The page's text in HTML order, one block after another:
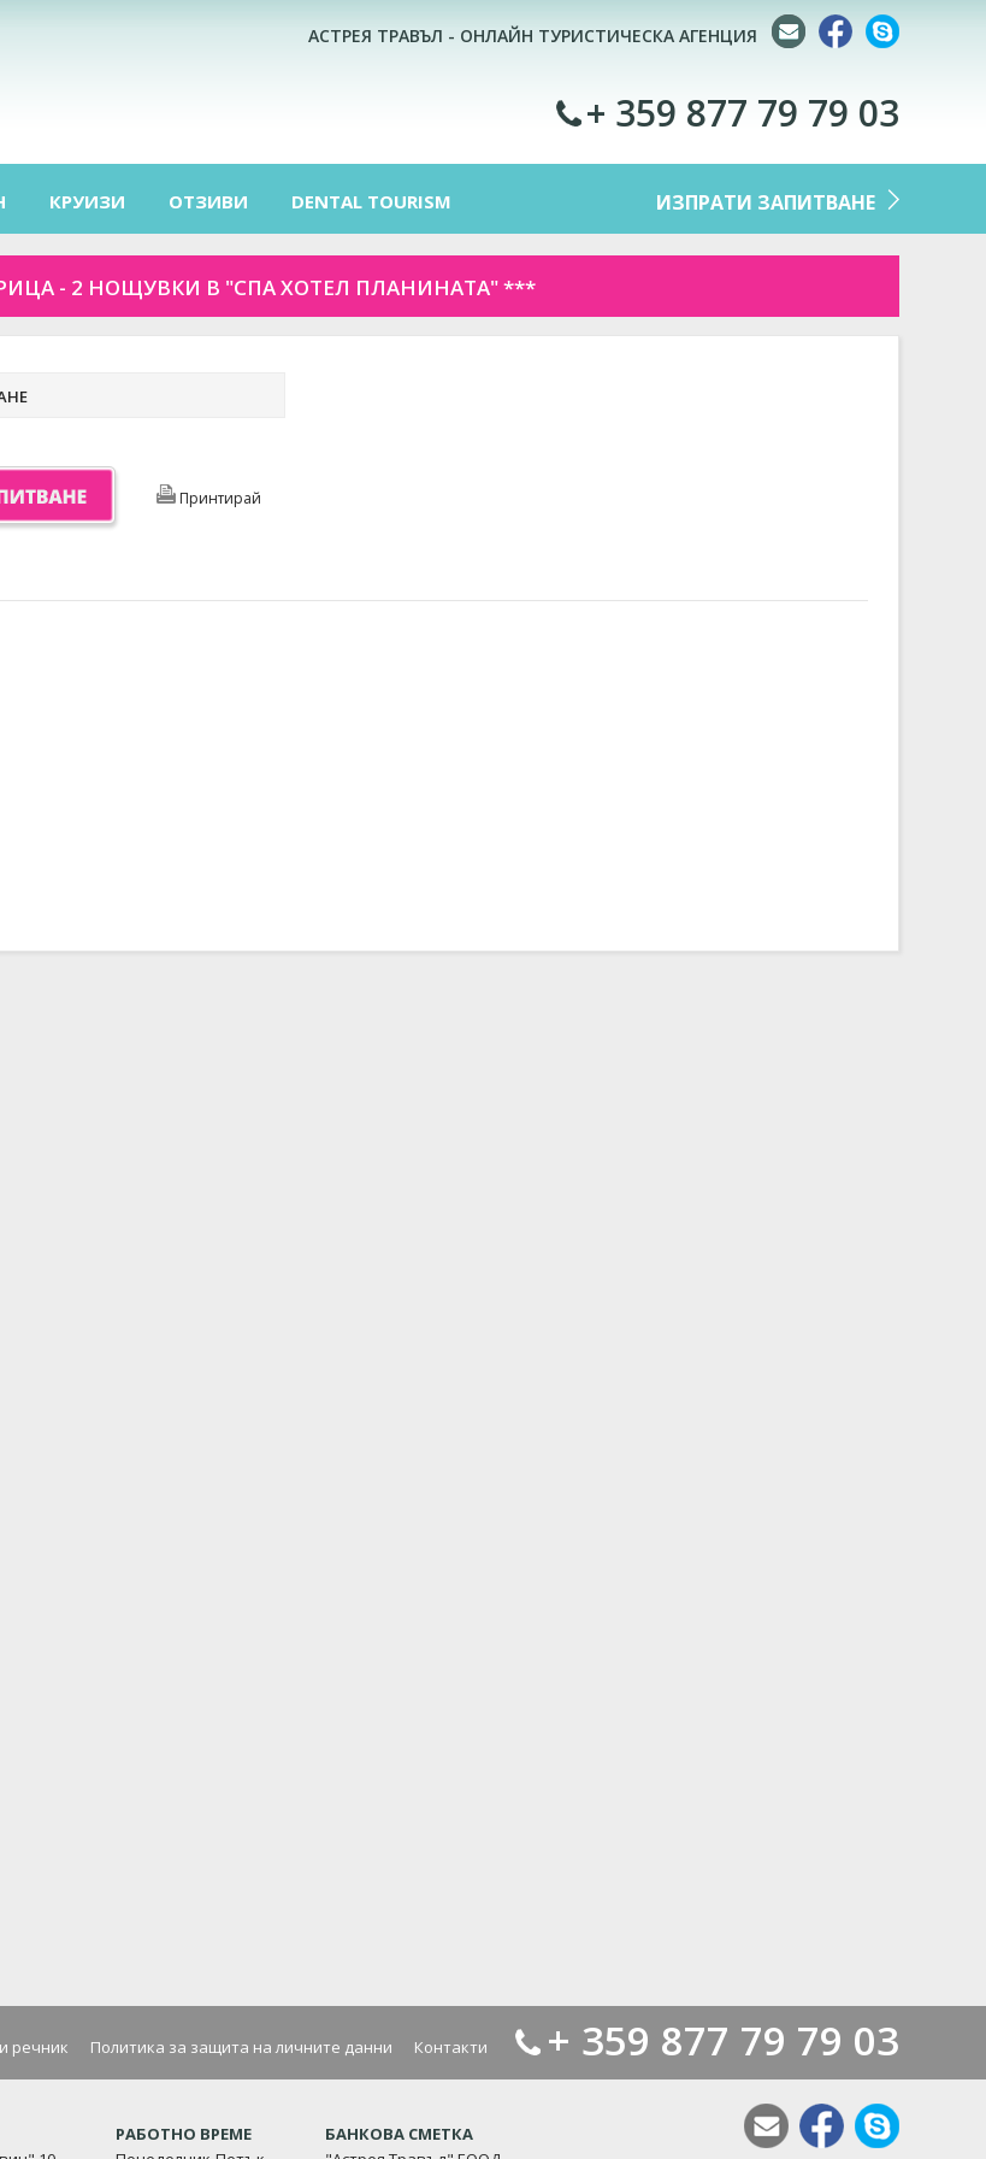
АСТРЕЯ ТРАВЪЛ - ОНЛАЙН ТУРИСТИЧЕСКА АГЕНЦИЯ
+ 359 877 79 79 03
КРУИЗИ ОТЗИВИ DENTAL TOURISM ИЗПРАТИ ЗАПИТВАНЕ
- 2 НОЩУВКИ В "СПА ХОТЕЛ ПЛАНИНАТА" ***
Принтирай
речник Политика за защита на личните данни Контакти + 359 877 79 79 03
РАБОТНО ВРЕМЕ
БАНКОВА СМЕТКА